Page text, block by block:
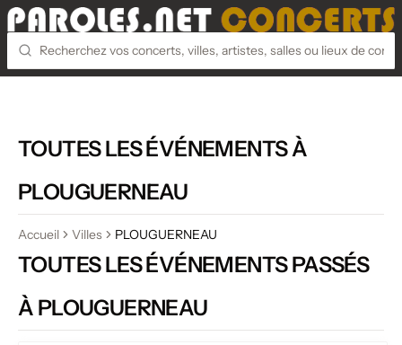
TOUTES LES ÉVÉNEMENTS À
PLOUGUERNEAU
Accueil Villes PLOUGUERNEAU
TOUTES LES ÉVÉNEMENTS PASSÉS
À PLOUGUERNEAU